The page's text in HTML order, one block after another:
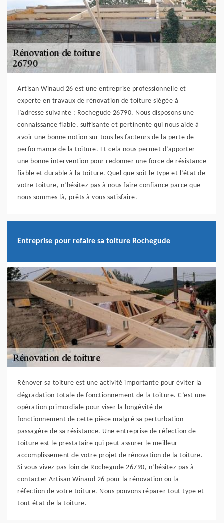
Artisan Winaud 26 est une entreprise professionnelle et
experte en travaux de rénovation de toiture siégée à
l’adresse suivante : Rochegude 26790. Nous disposons une
connaissance fiable, suffisante et pertinente qui nous aide à
avoir une bonne notion sur tous les facteurs de la perte de
performance de la toiture. Et cela nous permet d’apporter
une bonne intervention pour redonner une force de résistance
fiable et durable à la toiture. Quel que soit le type et l’état de
votre toiture, n’hésitez pas à nous faire confiance parce que
nous sommes là, prêts à vous satisfaire.
Entreprise pour refaire sa toiture Rochegude
Rénover sa toiture est une activité importante pour éviter la
dégradation totale de fonctionnement de la toiture. C’est une
opération primordiale pour viser la longévité de
fonctionnement de cette pièce malgré sa perturbation
passagère de sa résistance. Une entreprise de réfection de
toiture est le prestataire qui peut assurer le meilleur
accomplissement de votre projet de rénovation de la toiture.
Si vous vivez pas loin de Rochegude 26790, n’hésitez pas à
contacter Artisan Winaud 26 pour la rénovation ou la
réfection de votre toiture. Nous pouvons réparer tout type et
tout état de la toiture.